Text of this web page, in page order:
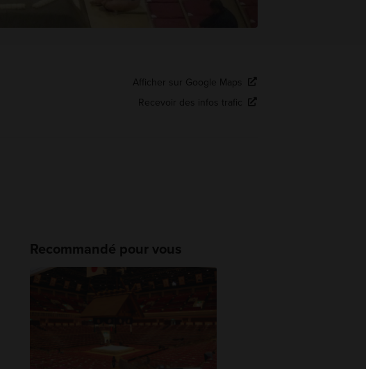
Afficher sur Google Maps
Recevoir des infos trafic
Recommandé pour vous